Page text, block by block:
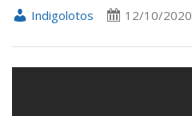
Indigolotos 12/10/2020